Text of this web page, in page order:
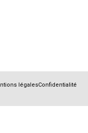
légalesConfidentialité